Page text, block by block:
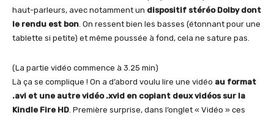
haut-parleurs, avec notamment un dispositif stéréo Dolby dont
le rendu est bon . On ressent bien les basses (étonnant pour une
tablette si petite) et même poussée à fond, cela ne sature pas.
(La partie vidéo commence à 3.25 min)
Là ça se complique ! On a d’abord voulu lire une vidéo au format
.avi et une autre vidéo .xvid en copiant deux vidéos sur la
Kindle Fire HD . Première surprise, dans l’onglet « Vidéo » ces